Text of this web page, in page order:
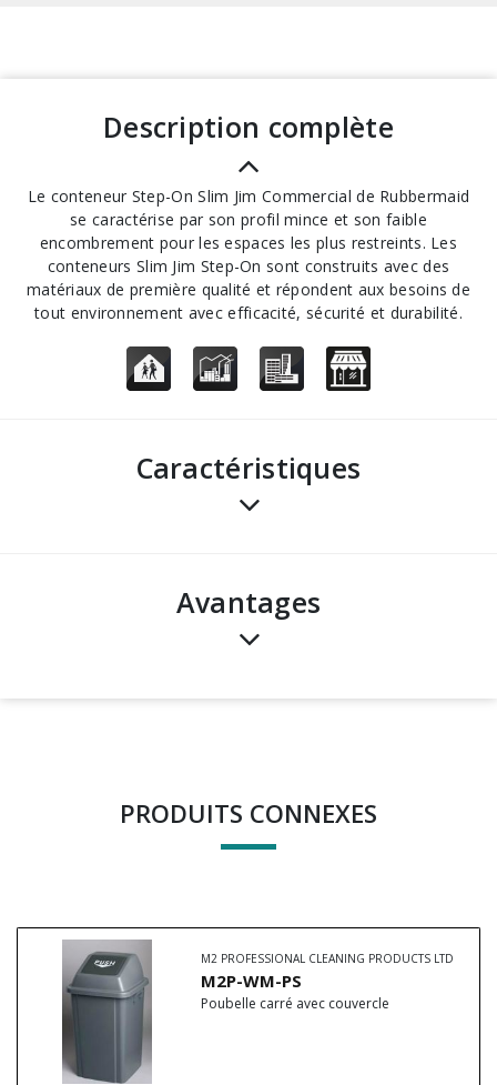
description complète
Le conteneur Step-On Slim Jim Commercial de Rubbermaid
se caractérise par son profil mince et son faible
encombrement pour les espaces les plus restreints. Les
conteneurs Slim Jim Step-On sont construits avec des
matériaux de première qualité et répondent aux besoins de
tout environnement avec efficacité, sécurité et durabilité.
Caractéristiques
avantages
PRODUITS CONNEXES
M2 PROFESSIONAL CLEANING PRODUCTS LTD
M2P-WM-PS
Poubelle carré avec couvercle